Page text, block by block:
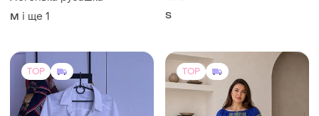
M і ще 1 S
TOP TOP